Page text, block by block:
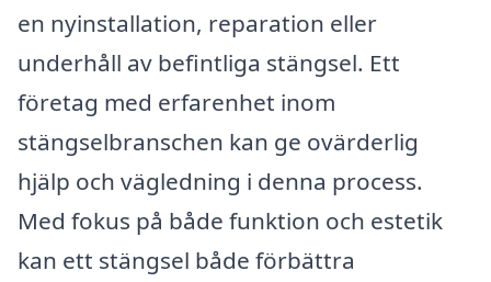
en nyinstallation, reparation eller
underhåll av befintliga stängsel. Ett
företag med erfarenhet inom
stängselbranschen kan ge ovärderlig
hjälp och vägledning i denna process.
Med fokus på både funktion och estetik
kan ett stängsel både förbättra